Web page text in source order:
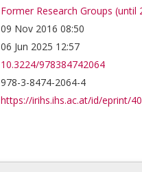
Former Research Groups (until
09 Nov 2016 08:50
06 Jun 2025 12:57
10.3224/978384742064
978-3-8474-2064-4
https://irihs.ihs.ac.at/id/eprint/